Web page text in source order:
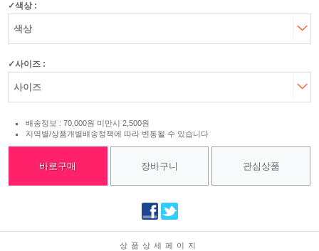
색상 :
사이즈 :
배송정보 : 70,000원 미만시 2,500원
지역별/상품개별배송정책에 따라 변동될 수 있습니다
바로구매 장바구니 관심상품
상품상세페이지